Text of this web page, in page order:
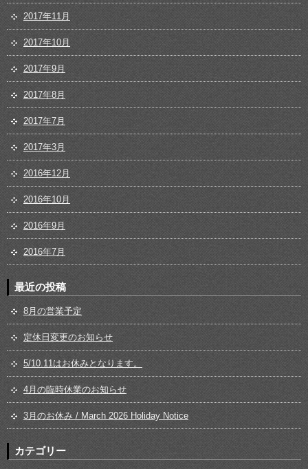
2017年11月
2017年10月
2017年9月
2017年8月
2017年7月
2017年3月
2016年12月
2016年10月
2016年9月
2016年7月
最近の投稿
8月の営業予定
定休日変更のお知らせ
5/10.11はお休みとなります。
4月の臨時休業のお知らせ
3月のお休み / March 2026 Holiday Notice
カテゴリー